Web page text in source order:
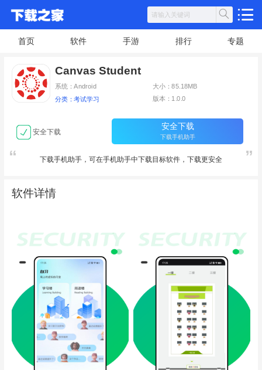
首页 软件 手游 排行 专题
Canvas Student
系统：Android 大小：85.18MB
分类：考试学习 版本：1.0.0
安全下载
安全下载
下载手机助手
下载手机助手，可在手机助手中下载目标软件，下载更安全
软件详情